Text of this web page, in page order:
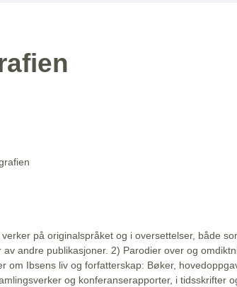
på originalspråket og i oversettelser, både
andre publikasjoner. 2) Parodier over og
om Ibsens liv og forfatterskap: Bøker,
og konferanserapporter, i tidsskrifter